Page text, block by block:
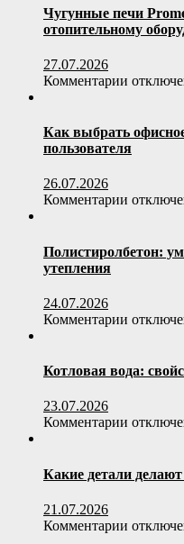
отзывы
Чугунные печи
отопительному
27.07.2026
Комментарии к
печи
Prometall:
Как выбрать
пользователя
26.07.2026
Комментарии к
выбрать
офисное
нагрузке
Полистиролбетон:
утепления
24.07.2026
Комментарии к
умный
выбор
и
Котловая вода:
23.07.2026
Комментарии к
вода:
свойства
Какие детали
21.07.2026
Комментарии к